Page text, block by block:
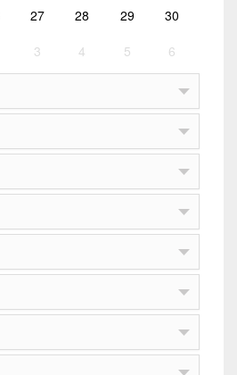
27 28 29 30
3 4 5 6